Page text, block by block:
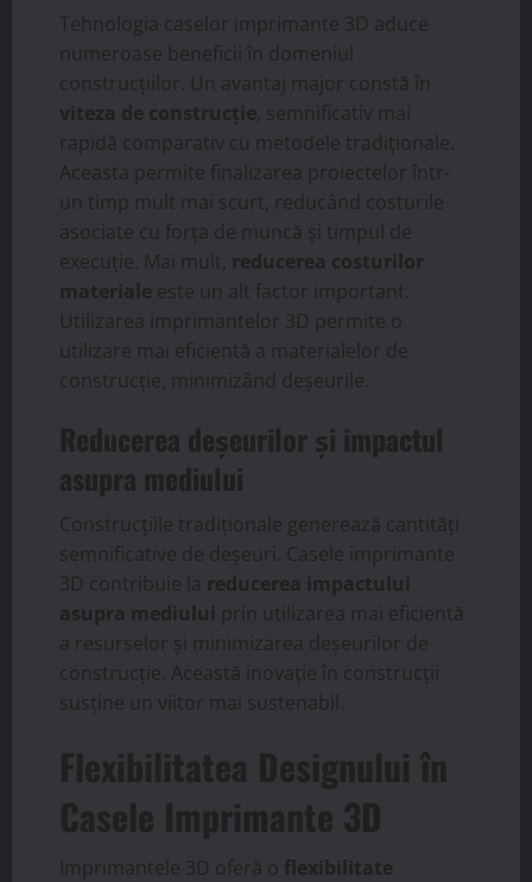
Tehnologia caselor imprimante 3D aduce
numeroase beneficii în domeniul
construcțiilor. Un avantaj major constă în
viteza de construcție , semnificativ mai
rapidă comparativ cu metodele tradiționale.
Aceasta permite finalizarea proiectelor într-
un timp mult mai scurt, reducând costurile
asociate cu forța de muncă și timpul de
execuție. Mai mult, reducerea costurilor
materiale este un alt factor important.
Utilizarea imprimantelor 3D permite o
utilizare mai eficientă a materialelor de
construcție, minimizând deșeurile.
Reducerea deșeurilor și impactul
asupra mediului
Construcțiile tradiționale generează cantități
semnificative de deșeuri. Casele imprimante
3D contribuie la reducerea impactului
asupra mediului prin utilizarea mai eficientă
a resurselor și minimizarea deșeurilor de
construcție. Această inovație în construcții
susține un viitor mai sustenabil.
Flexibilitatea Designului în
Casele Imprimante 3D
Imprimantele 3D oferă o flexibilitate